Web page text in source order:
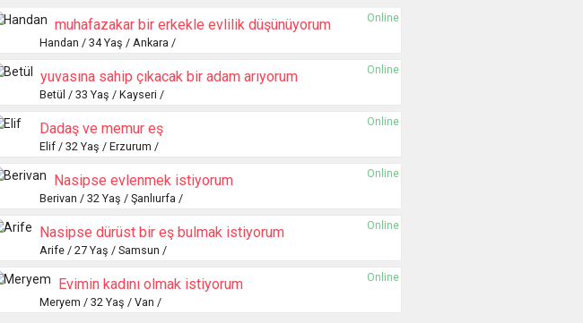
Online
muhafazakar bir erkekle evlilik düşünüyorum
Handan / 34 Yaş / Ankara /
Online
yuvasına sahip çıkacak bir adam arıyorum
Betül / 33 Yaş / Kayseri /
Online
Dadaş ve memur eş
Elif / 32 Yaş / Erzurum /
Online
Nasipse evlenmek istiyorum
Berivan / 32 Yaş / Şanlıurfa /
Online
Nasipse dürüst bir eş bulmak istiyorum
Arife / 27 Yaş / Samsun /
Online
Evimin kadını olmak istiyorum
Meryem / 32 Yaş / Van /